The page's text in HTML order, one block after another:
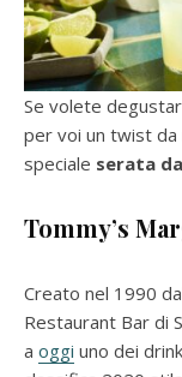
Se volete
per voi un twist
speciale serata
Tommy’s
Creato nel 1990
Restaurant Bar di
a oggi uno dei